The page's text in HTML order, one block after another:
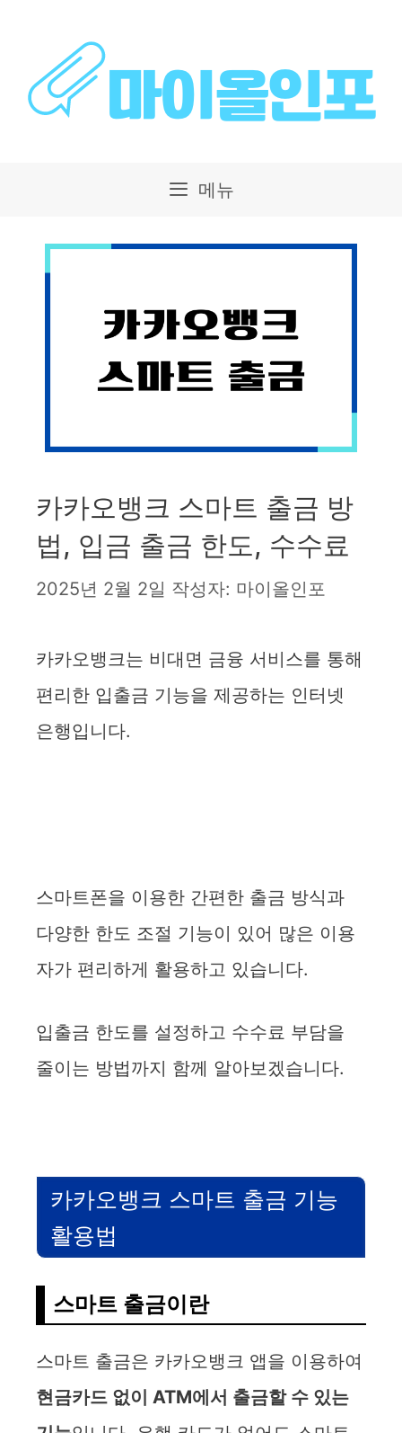
메뉴
카카오뱅크 스마트 출금 방
법, 입금 출금 한도, 수수료
2025년 2월 2일 작성자: 마이올인포
카카오뱅크는 비대면 금융 서비스를 통해
편리한 입출금 기능을 제공하는 인터넷
은행입니다.
스마트폰을 이용한 간편한 출금 방식과
다양한 한도 조절 기능이 있어 많은 이용
자가 편리하게 활용하고 있습니다.
입출금 한도를 설정하고 수수료 부담을
줄이는 방법까지 함께 알아보겠습니다.
카카오뱅크 스마트 출금 기능
활용법
스마트 출금이란
스마트 출금은 카카오뱅크 앱을 이용하여
현금카드 없이 ATM에서 출금할 수 있는